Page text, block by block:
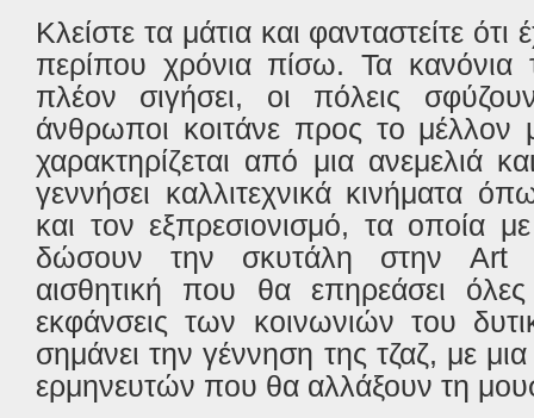
Κλείστε τα μάτια και φανταστείτε ότι
περίπου χρόνια πίσω. Τα κανόνια
πλέον σιγήσει, οι πόλεις
άνθρωποι κοιτάνε προς το
χαρακτηρίζεται από μια ανεμελιά
γεννήσει καλλιτεχνικά κινήματα
και τον εξπρεσιονισμό, τα οποία
δώσουν την σκυτάλη στην Art
αισθητική που θα επηρεάσει όλες
εκφάνσεις των κοινωνιών του
σημάνει την γέννηση της τζαζ, με
ερμηνευτών που θα αλλάξουν τη